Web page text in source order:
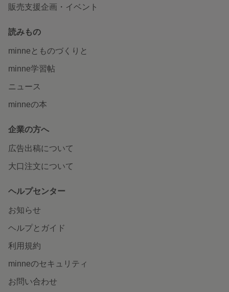
販売支援企画・イベント
読みもの
minneとものづくりと
minne学習帖
ニュース
minneの本
企業の方へ
広告出稿について
大口注文について
ヘルプセンター
お知らせ
ヘルプとガイド
利用規約
minneのセキュリティ
お問い合わせ